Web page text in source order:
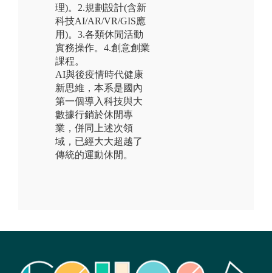
理)。2.規劃設計(含新
科技AI/AR/VR/GIS應
用)。3.各類休閒活動
實務操作。4.創意創業
課程。
AI與後疫情時代健康
新思維，本系是國內
第一個導入科技與大
數據行銷於休閒專
業，併同上述次領
域，已經大大超越了
傳統的運動休閒。